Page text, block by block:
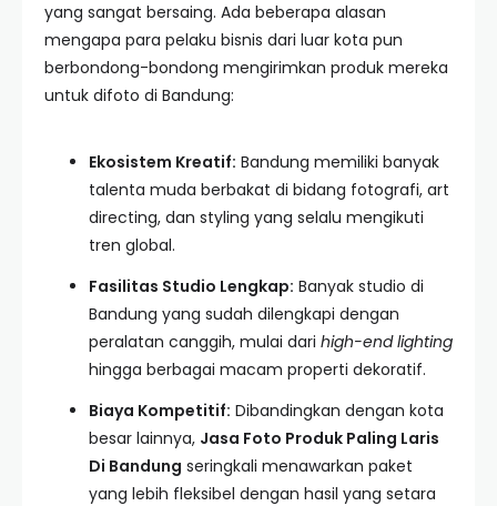
yang sangat bersaing. Ada beberapa alasan
mengapa para pelaku bisnis dari luar kota pun
berbondong-bondong mengirimkan produk mereka
untuk difoto di Bandung:
Ekosistem Kreatif: Bandung memiliki banyak
talenta muda berbakat di bidang fotografi, art
directing, dan styling yang selalu mengikuti
tren global.
Fasilitas Studio Lengkap: Banyak studio di
Bandung yang sudah dilengkapi dengan
peralatan canggih, mulai dari high-end lighting
hingga berbagai macam properti dekoratif.
Biaya Kompetitif: Dibandingkan dengan kota
besar lainnya, Jasa Foto Produk Paling Laris
Di Bandung seringkali menawarkan paket
yang lebih fleksibel dengan hasil yang setara